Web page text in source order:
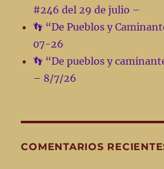
#246 del 29 de julio –
👣 “De Pueblos y
07-26
👣 “De pueblos y
– 8/7/26
COMENTARIOS